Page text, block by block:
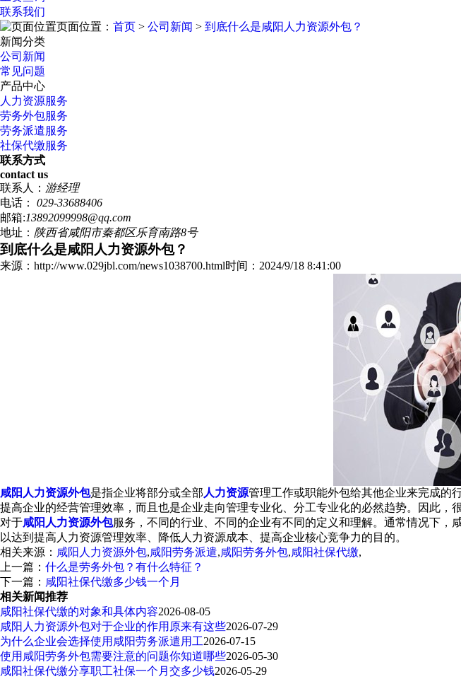
联系我们
页面位置： 首页 > 公司新闻 > 到底什么是咸阳人力资源外包？
新闻分类
公司新闻
常见问题
产品中心
人力资源服务
劳务外包服务
劳务派遣服务
社保代缴服务
联系方式
contact us
联系人： 游经理
电话： 029-33688406
邮箱:13892099998@qq.com
地址： 陕西省咸阳市秦都区乐育南路8号
到底什么是咸阳人力资源外包？
来源：http://www.029jbl.com/news1038700.html时间：2024/9/18 8:41:00
咸阳人力资源外包是指企业将部分或全部 人力资源管理工作或职能外包给其他企业来完成的
提高企业的经营管理效率，而且也是企业走向管理专业化、分工专业化的必然趋势。因此，
对于咸阳人力资源外包服务，不同的行业、不同的企业有不同的定义和理解。通常情况下，
以达到提高人力资源管理效率、降低人力资源成本、提高企业核心竞争力的目的。
相关来源： 咸阳人力资源外包,咸阳劳务派遣,咸阳劳务外包,咸阳社保代缴,
上一篇： 什么是劳务外包？有什么特征？
下一篇： 咸阳社保代缴多少钱一个月
相关新闻推荐
咸阳社保代缴的对象和具体内容2026-08-05
咸阳人力资源外包对于企业的作用原来有这些2026-07-29
为什么企业会选择使用咸阳劳务派遣用工2026-07-15
使用咸阳劳务外包需要注意的问题你知道哪些2026-05-30
咸阳社保代缴分享职工社保一个月交多少钱2026-05-29